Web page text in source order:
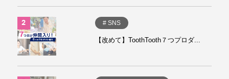
# SNS
【改めて】ToothTooth７つプロダ...